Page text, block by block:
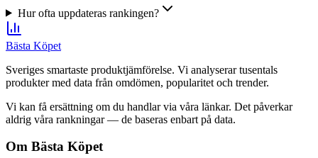
Hur ofta uppdateras rankingen?
Bästa Köpet
Sveriges smartaste produktjämförelse. Vi analyserar tusentals
produkter med data från omdömen, popularitet och trender.
Vi kan få ersättning om du handlar via våra länkar. Det påverkar
aldrig våra rankningar — de baseras enbart på data.
Om Bästa Köpet